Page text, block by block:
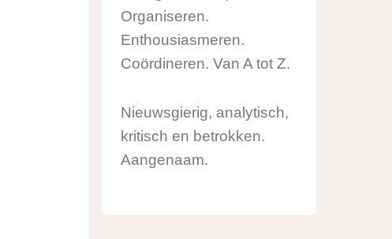
Organiseren.
Enthousiasmeren.
Coördineren. Van A tot Z.
Nieuwsgierig, analytisch,
kritisch en betrokken.
Aangenaam.